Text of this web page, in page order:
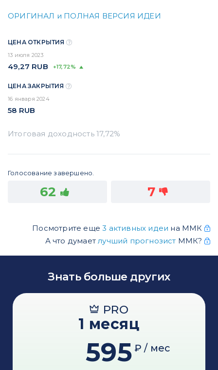
ОРИГИНАЛ и ПОЛНАЯ ВЕРСИЯ ИДЕИ
ЦЕНА ОТКРЫТИЯ
13 июля 2023
49,27 RUB +17,72%
ЦЕНА ЗАКРЫТИЯ
16 января 2024
58 RUB
Голосование завершено.
62 7
Посмотрите еще3 активных идеи на ММК
А что думаетлучший прогнозист ММК?
Знать больше других
PRO
1 месяц
595 ₽ / мес